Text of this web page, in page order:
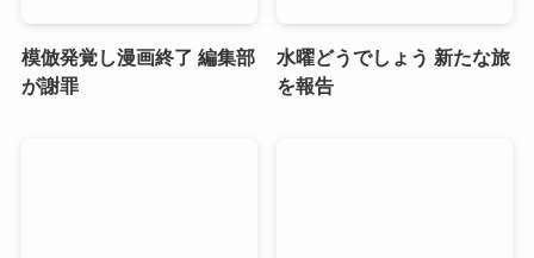
模倣発覚し漫画終了 編集部
が謝罪
水曜どうでしょう 新たな旅
を報告